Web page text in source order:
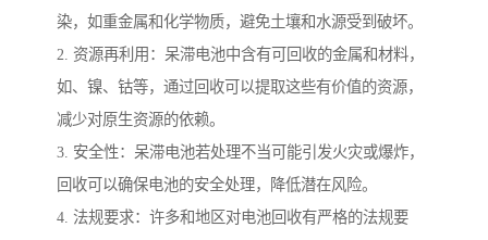
染，如重金属和化学物质，避免土壤和水源受到破坏。
2. 资源再利用：呆滞电池中含有可回收的金属和材料，
如、镍、钴等，通过回收可以提取这些有价值的资源，
减少对原生资源的依赖。
3. 安全性：呆滞电池若处理不当可能引发火灾或爆炸，
回收可以确保电池的安全处理，降低潜在风险。
4. 法规要求：许多和地区对电池回收有严格的法规要